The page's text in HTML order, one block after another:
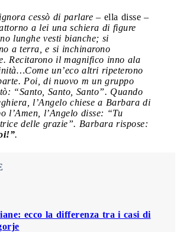
cessò di parlare – ella disse –
a lei una schiera di figure
lunghe vesti bianche; si
a terra, e si inchinarono
Recitarono il magnifico inno ala
un’eco altri ripeterono
Poi, di nuovo m un gruppo
“Santo, Santo, Santo”. Quando
l’Angelo chiese a Barbara di
l’Amen, l’Angelo disse: “Tu
delle grazie”. Barbara rispose:
.
ecco la differenza tra i casi di